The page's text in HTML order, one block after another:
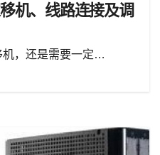
机、线路连接及调
机，还是需要一定…